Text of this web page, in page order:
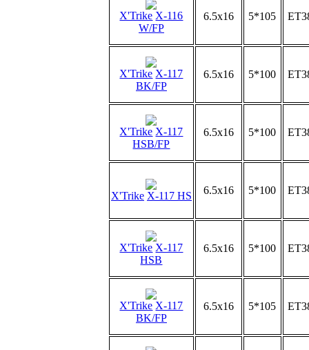
X'Trike X-116
W/FP
6.5x16 5*105
X'Trike X-117
BK/FP
6.5x16 5*100
X'Trike X-117
HSB/FP
6.5x16 5*100
X'Trike X-117 HS 6.5x16 5*100
X'Trike X-117
HSB
6.5x16 5*100
X'Trike X-117
BK/FP
6.5x16 5*105